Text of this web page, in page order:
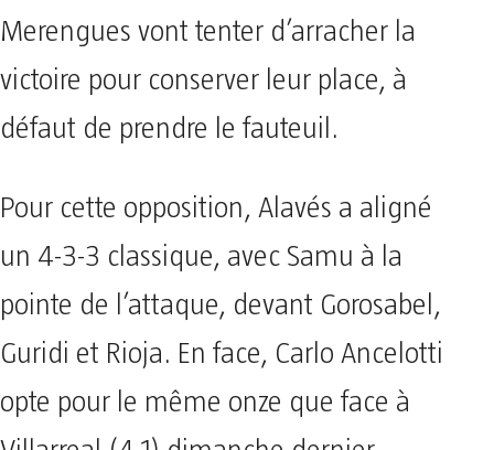
Merengues vont tenter d’arracher la
victoire pour conserver leur place, à
défaut de prendre le fauteuil.
Pour cette opposition, Alavés a aligné
un 4-3-3 classique, avec Samu à la
pointe de l’attaque, devant Gorosabel,
Guridi et Rioja. En face, Carlo Ancelotti
opte pour le même onze que face à